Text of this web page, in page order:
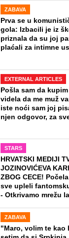
ZABAVA
Prva se u
gola: Izbacili je iz
priznala da su joj
plaćali za intimne
EXTERNAL ARTICLES
Pošla sam da
videla da me muž
iste noći sam joj
njen odgovor, za
STARS
HRVATSKI MEDIJI
JOZINOVIĆEVA
ZBOG CECE!
sve upleli
- Otkrivamo mrežu
ZABAVA
"Maro, volim te kao